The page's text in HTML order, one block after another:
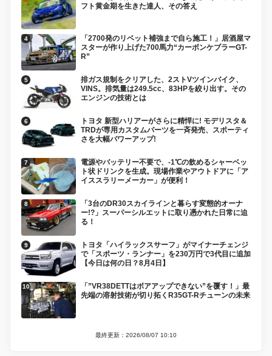
フト黄金期を生きた達人、その答え
「2700発のリベット補強まで自ら施工！」居酒屋マ
スターが作り上げた700馬力“カーボンケブラーGT-
R”
排ガス規制をクリアした、2ストVツインバイク、
VINS。排気量は249.5cc、83HPを絞り出す。その
エンジンの技術とは
トヨタ 新型ハリアーがさらに精悍に! モデリスタ＆
TRDが専用カスタムパーツを一斉発売、スポーティ
さを大幅パワーアップ!
電源やバッテリー不要で、-1℃の飲めるシャーベッ
ト状ドリンクを生成。現場作業やアウトドアに「ア
イススラリーメーカー」が便利！
「3台のDR30スカイラインと暮らす変態的オーナ
ー!?」スーパーシルエットに取り憑かれた日常に迫
る！
トヨタ「ハイラックスサーフ」がマイナーチェンジ
で「スポーツ・ランナー」を230万円で3代目に追加
【今日は何の日？8月4日】
「”VR38DETTはボアアップできない”を覆す！」最
先端の溶射技術が切り拓くR35GT-Rチューンの未来
最終更新：2026/08/07 10:10